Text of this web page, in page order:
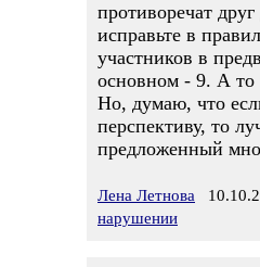
противоречат
исправьте в
участников в
основном - 9. А то
Но, думаю, что
перспективу, то
предложенный
Лена Летнова
нарушении